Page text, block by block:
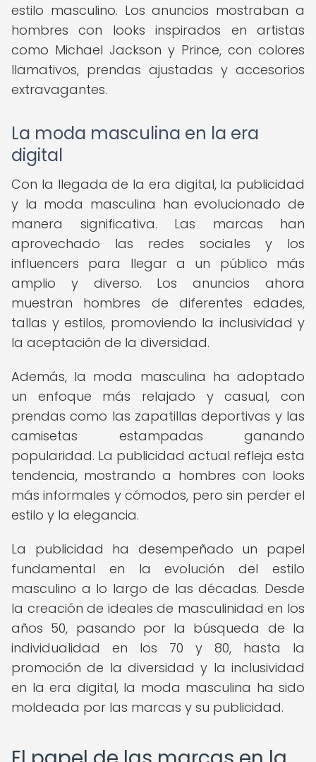
estilo masculino. Los anuncios mostraban a
hombres con looks inspirados en artistas
como Michael Jackson y Prince, con colores
llamativos, prendas ajustadas y accesorios
extravagantes.
La moda masculina en la era
digital
Con la llegada de la era digital, la publicidad
y la moda masculina han evolucionado de
manera significativa. Las marcas han
aprovechado las redes sociales y los
influencers para llegar a un público más
amplio y diverso. Los anuncios ahora
muestran hombres de diferentes edades,
tallas y estilos, promoviendo la inclusividad y
la aceptación de la diversidad.
Además, la moda masculina ha adoptado
un enfoque más relajado y casual, con
prendas como las zapatillas deportivas y las
camisetas estampadas ganando
popularidad. La publicidad actual refleja esta
tendencia, mostrando a hombres con looks
más informales y cómodos, pero sin perder el
estilo y la elegancia.
La publicidad ha desempeñado un papel
fundamental en la evolución del estilo
masculino a lo largo de las décadas. Desde
la creación de ideales de masculinidad en los
años 50, pasando por la búsqueda de la
individualidad en los 70 y 80, hasta la
promoción de la diversidad y la inclusividad
en la era digital, la moda masculina ha sido
moldeada por las marcas y su publicidad.